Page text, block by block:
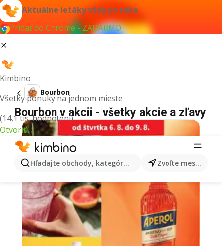
Aktuálne letáky vždy po ruke
Pridať do Chrome - ZADARMO
Kimbino
Všetky ponuky na jednom mieste
(14,1 tis. hodnotení)
Otvoriť
Hľadajte obchody, kategórie, produkty... Zvoľte mesto
Bourbon
Bourbon v akcii - všetky akcie a zľavy